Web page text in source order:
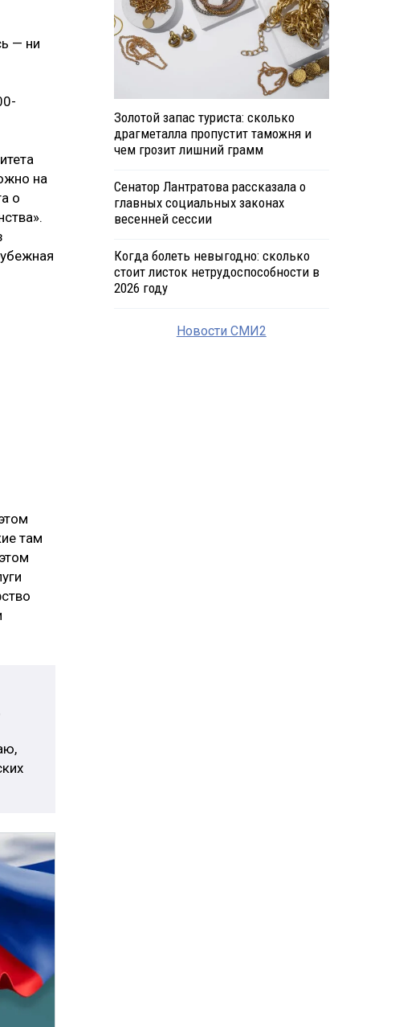
— ни
на
о
там
Золотой запас туриста: сколько
драгметалла пропустит таможня и
чем грозит лишний грамм
Сенатор Лантратова рассказала о
главных социальных законах
весенней сессии
Когда болеть невыгодно: сколько
стоит листок нетрудоспособности в
2026 году
Новости СМИ2